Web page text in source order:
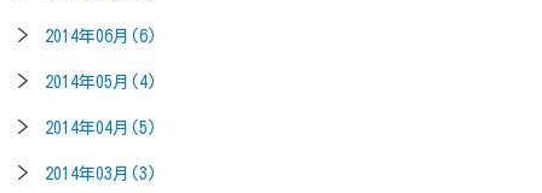
2014年06月(6)
2014年05月(4)
2014年04月(5)
2014年03月(3)